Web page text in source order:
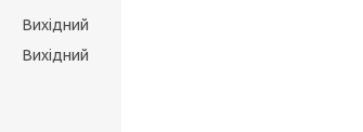
Вихідний
Вихідний